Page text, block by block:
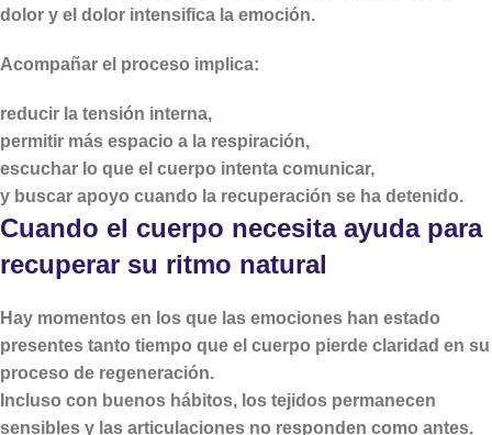
dolor y el dolor intensifica la emoción.
Acompañar el proceso implica:
reducir la tensión interna,
permitir más espacio a la respiración,
escuchar lo que el cuerpo intenta comunicar,
y buscar apoyo cuando la recuperación se ha detenido.
Cuando el cuerpo necesita ayuda para
recuperar su ritmo natural
Hay momentos en los que las emociones han estado
presentes tanto tiempo que el cuerpo pierde claridad en su
proceso de regeneración.
Incluso con buenos hábitos, los tejidos permanecen
sensibles y las articulaciones no responden como antes.